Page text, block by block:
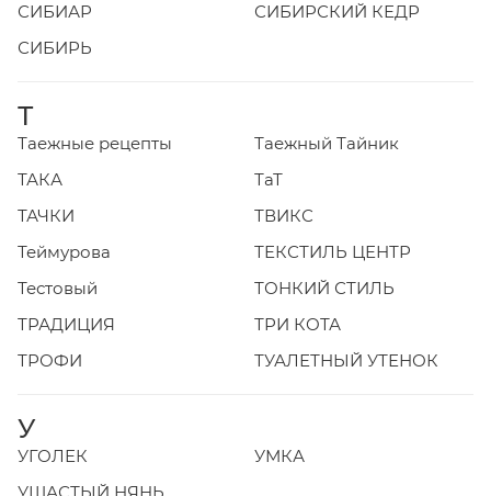
СИБИАР
СИБИРСКИЙ КЕДР
СИБИРЬ
Т
Таежные рецепты
Таежный Тайник
ТАКА
ТаТ
ТАЧКИ
ТВИКС
Теймурова
ТЕКСТИЛЬ ЦЕНТР
Тестовый
ТОНКИЙ СТИЛЬ
ТРАДИЦИЯ
ТРИ КОТА
ТРОФИ
ТУАЛЕТНЫЙ УТЕНОК
У
УГОЛЕК
УМКА